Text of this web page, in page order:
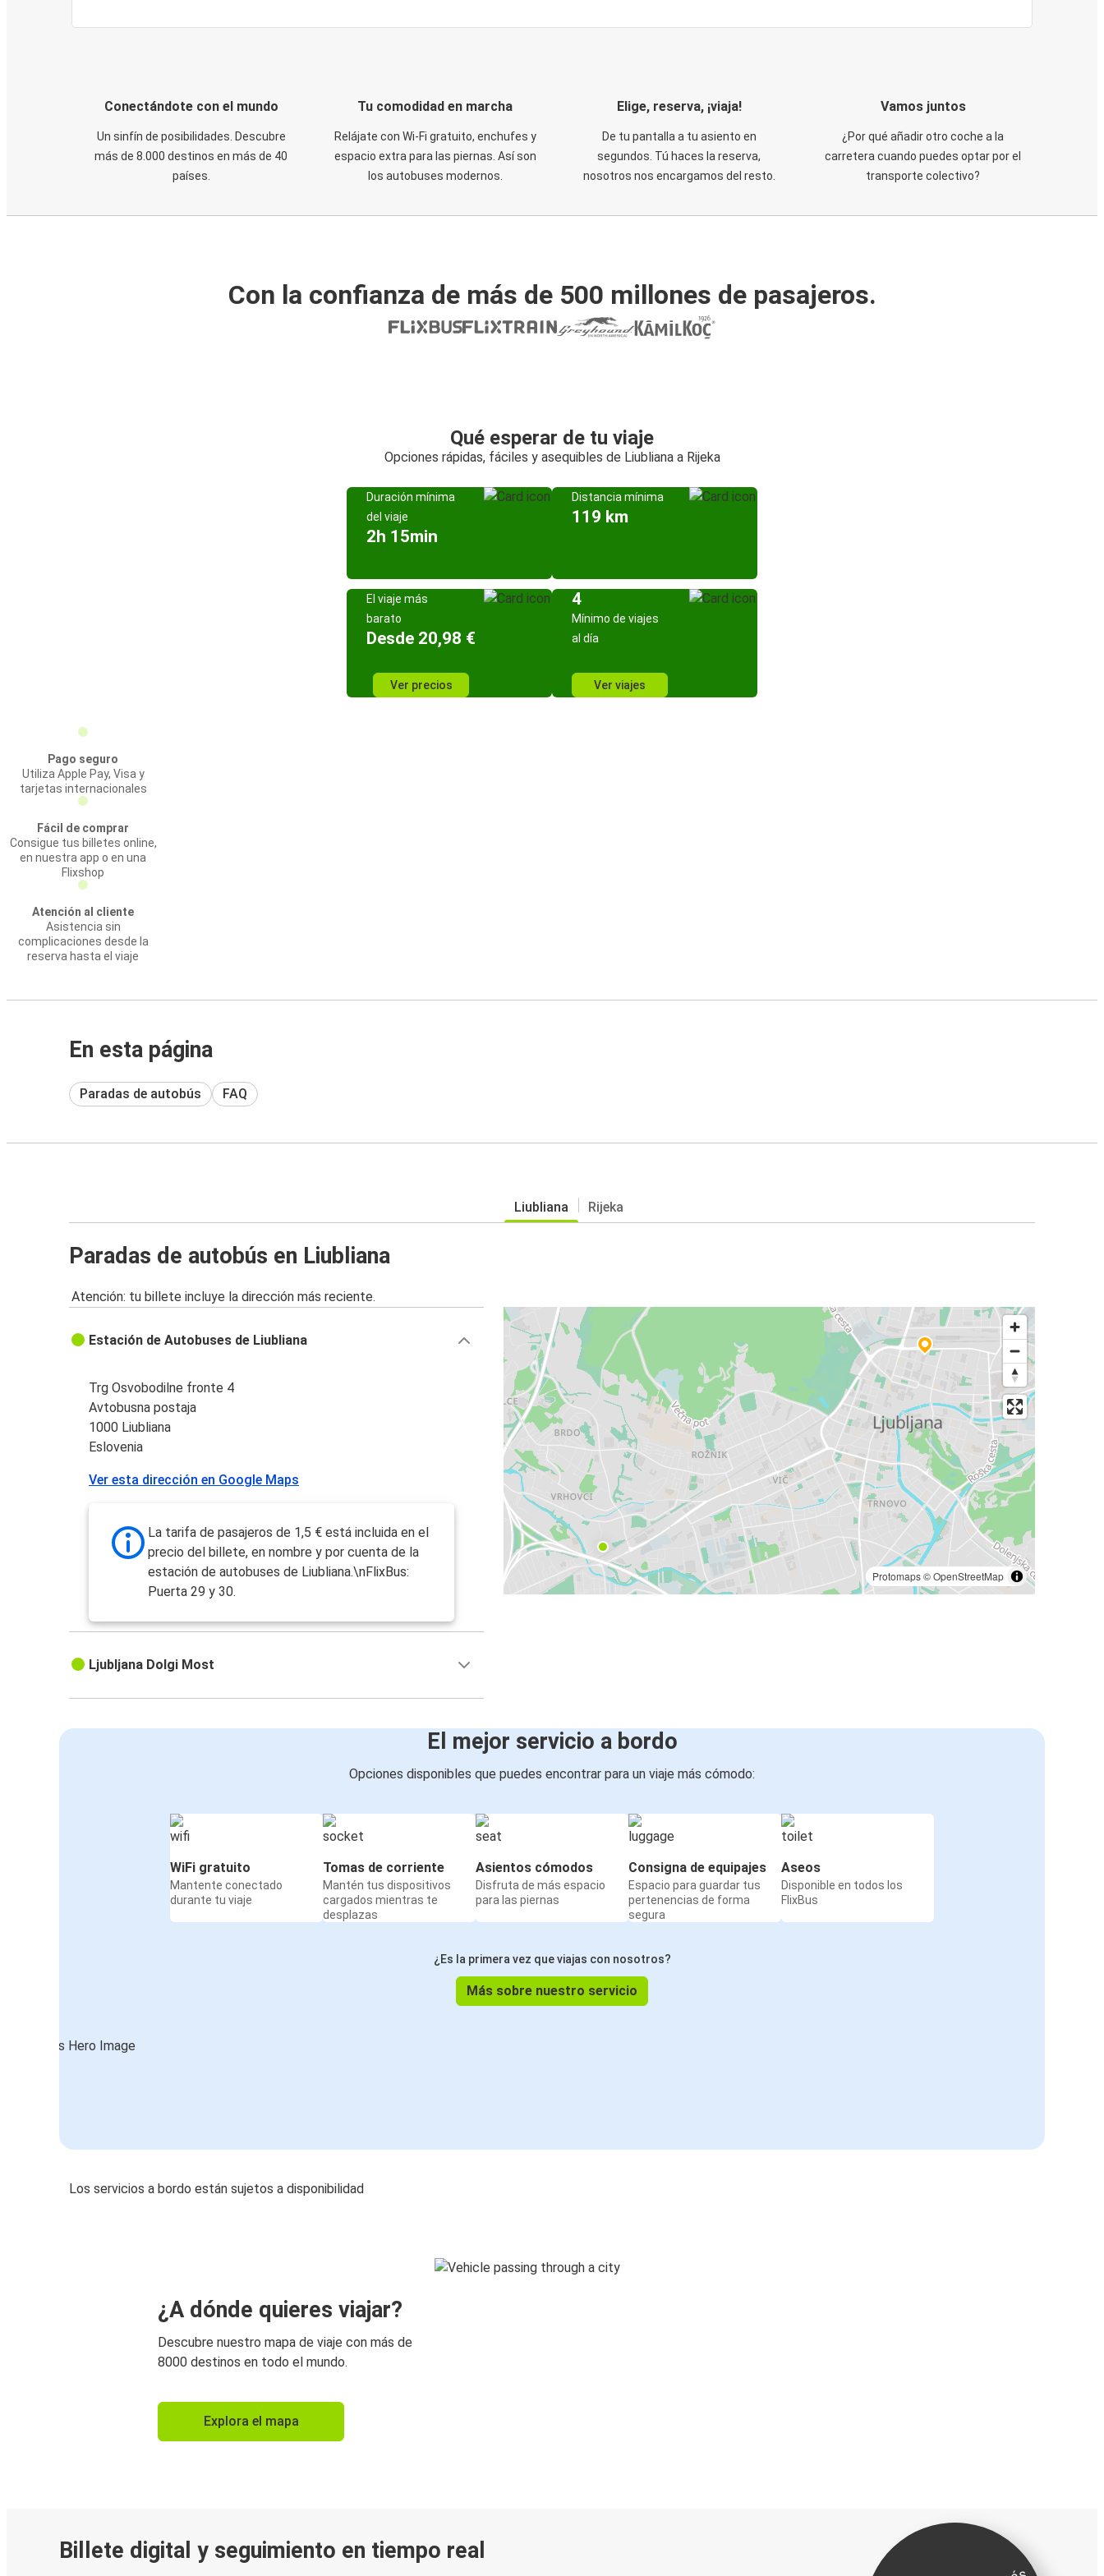
Conectándote con el mundo
Un sinfín de posibilidades. Descubre
más de 8.000 destinos en más de 40
países.
Tu comodidad en marcha
Relájate con Wi-Fi gratuito, enchufes y
espacio extra para las piernas. Así son
los autobuses modernos.
Elige, reserva, ¡viaja!
De tu pantalla a tu asiento en
segundos. Tú haces la reserva,
nosotros nos encargamos del resto.
Vamos juntos
¿Por qué añadir otro coche a la
carretera cuando puedes optar por el
transporte colectivo?
Con la confianza de más de 500 millones de pasajeros.
Qué esperar de tu viaje
Opciones rápidas, fáciles y asequibles de Liubliana a Rijeka
Duración mínima
del viaje
2h 15min
Distancia mínima
119 km
El viaje más
barato
Desde 20,98 €
Ver precios
4
Mínimo de viajes
al día
Ver viajes
Pago seguro
Utiliza Apple Pay, Visa y
tarjetas internacionales
Fácil de comprar
Consigue tus billetes online,
en nuestra app o en una
Flixshop
Atención al cliente
Asistencia sin
complicaciones desde la
reserva hasta el viaje
En esta página
Paradas de autobús FAQ
Liubliana Rijeka
Paradas de autobús en Liubliana
Atención: tu billete incluye la dirección más reciente.
Protomaps©OpenStreetMap
Estación de Autobuses de Liubliana
Trg Osvobodilne fronte 4
Avtobusna postaja
1000 Liubliana
Eslovenia
Ver esta dirección en Google Maps
La tarifa de pasajeros de 1,5 € está incluida en el
precio del billete, en nombre y por cuenta de la
estación de autobuses de Liubliana.\nFlixBus:
Puerta 29 y 30.
Ljubljana Dolgi Most
El mejor servicio a bordo
Opciones disponibles que puedes encontrar para un viaje más cómodo:
WiFi gratuito
Mantente conectado
durante tu viaje
Tomas de corriente
Mantén tus dispositivos
cargados mientras te
desplazas
Asientos cómodos
Disfruta de más espacio
para las piernas
Consigna de equipajes
Espacio para guardar tus
pertenencias de forma
segura
Aseos
Disponible en todos los
FlixBus
¿Es la primera vez que viajas con nosotros?
Más sobre nuestro servicio
Los servicios a bordo están sujetos a disponibilidad
¿A dónde quieres viajar?
Descubre nuestro mapa de viaje con más de
8000 destinos en todo el mundo.
Explora el mapa
Billete digital y seguimiento en tiempo real